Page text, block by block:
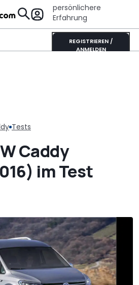
persönlichere
Erfahrung
REGISTRIEREN /
ANMELDEN
Tests
Caddy
im Test